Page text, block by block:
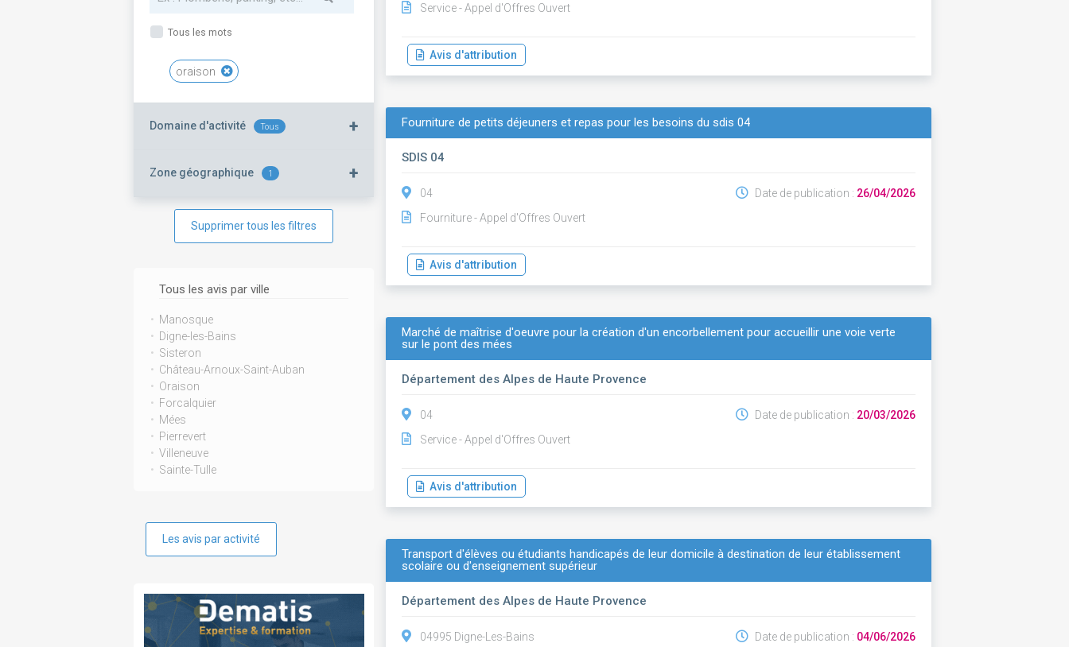
Tous les mots
oraison
Domaine d'activité Tous +
Zone géographique 1 +
Supprimer tous les filtres
Tous les avis par ville
Manosque
Digne-les-Bains
Sisteron
Château-Arnoux-Saint-Auban
Oraison
Forcalquier
Mées
Pierrevert
Villeneuve
Sainte-Tulle
Les avis par activité
Service - Appel d'Offres Ouvert
Avis d'attribution
Fourniture de petits déjeuners et repas pour les besoins du sdis 04
SDIS 04
04
Fourniture - Appel d'Offres Ouvert
Date de publication : 26/04/2026
Avis d'attribution
Marché de maîtrise d'oeuvre pour la création d'un encorbellement pour accueillir une voie verte
sur le pont des mées
Département des Alpes de Haute Provence
04
Service - Appel d'Offres Ouvert
Date de publication : 20/03/2026
Avis d'attribution
Transport d'élèves ou étudiants handicapés de leur domicile à destination de leur établissement
scolaire ou d'enseignement supérieur
Département des Alpes de Haute Provence
04995 Digne-Les-Bains
Date de publication : 04/06/2026